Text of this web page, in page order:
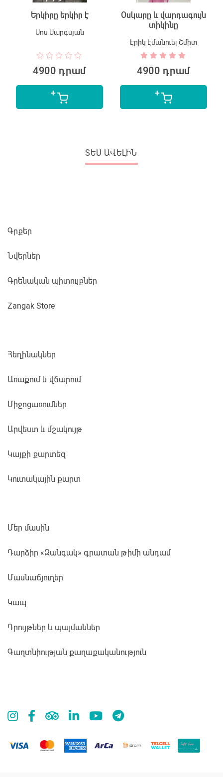
Երկիրը երկիր է
Սոս Սարգսյան
4900 դրամ
Օսկարը և վարդագույն
տիկինը
Էրիկ Էմանուել Շմիտ
4900 դրամ
ՏԵՍ ԱՎԵԼԻՆ
Գրքեր
Նվերներ
Գրենական պիտույքներ
Zangak Store
Հեղինակներ
Առաքում և վճարում
Միջոցառումներ
Արվեստ և մշակույթ
Կայքի քարտեզ
Կուտակային քարտ
Մեր մասին
Դարձիր «Զանգակ» գրատան թիմի անդամ
Մասնաճյուղեր
Կապ
Դրույթներ և պայմաններ
Գաղտնիության քաղաքականություն